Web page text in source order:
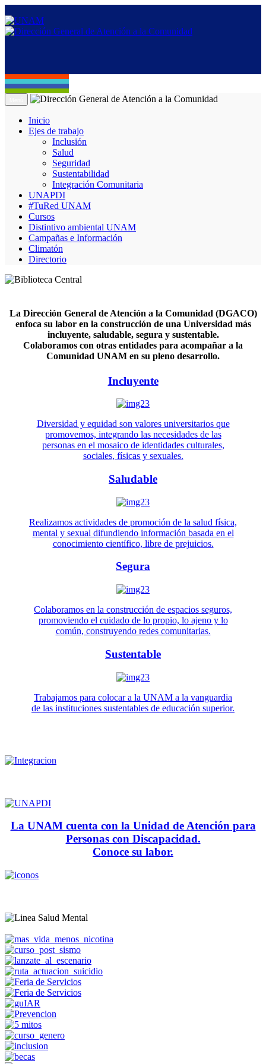
Inicio
Ejes de trabajo
Inclusión
Salud
Seguridad
Sustentabilidad
Integración Comunitaria
UNAPDI
#TuRed UNAM
Cursos
Distintivo ambiental UNAM
Campañas e Información
Climatón
Directorio
La Dirección General de Atención a la Comunidad (DGACO)
enfoca su labor en la construcción de una Universidad más
incluyente, saludable, segura y sustentable.
Colaboramos con otras entidades para acompañar a la
Comunidad UNAM en su pleno desarrollo.
Incluyente
Diversidad y equidad son valores universitarios que
promovemos, integrando las necesidades de las
personas en el mosaico de identidades culturales,
sociales, físicas y sexuales.
Saludable
Realizamos actividades de promoción de la salud física,
mental y sexual difundiendo información basada en el
conocimiento científico, libre de prejuicios.
Segura
Colaboramos en la construcción de espacios seguros,
promoviendo el cuidado de lo propio, lo ajeno y lo
común, construyendo redes comunitarias.
Sustentable
Trabajamos para colocar a la UNAM a la vanguardia
de las instituciones sustentables de educación superior.
La UNAM cuenta con la Unidad de Atención para
Personas con Discapacidad.
Conoce su labor.